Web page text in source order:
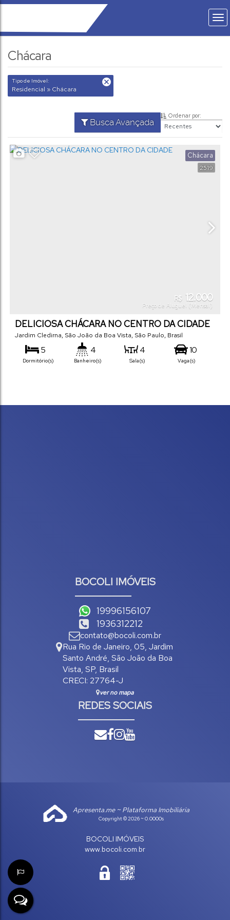
Chácara
Tipo de Imóvel:
Residencial » Chácara
Busca Avançada
Ordenar por:
2519
Chácara
R$ 12.000
Preço de Aluguel (Mensal)
DELICIOSA CHÁCARA NO CENTRO DA CIDADE
Jardim Cledirna, São João da Boa Vista, São Paulo, Brasil
5
Dormitório(s)
4
Banheiro(s)
4
Sala(s)
10
Vaga(s)
BOCOLI IMÓVEIS
19996156107
1936312212
contato@bocoli.com.br
Rua Rio de Janeiro, 05, Jardim
Santo André, São João da Boa
Vista, SP, Brasil
CRECI: 27764-J
ver no mapa
REDES SOCIAIS
Apresenta.me ~ Plataforma Imobiliária
Copyright © 2026 ~ 0.0000s
BOCOLI IMÓVEIS
www.bocoli.com.br